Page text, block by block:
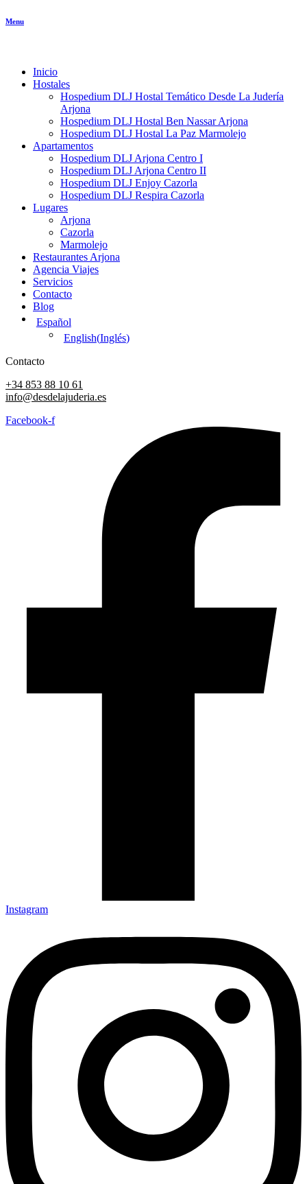
Menu
Inicio
Hostales
Hospedium DLJ Hostal Temático Desde La Judería
Arjona
Hospedium DLJ Hostal Ben Nassar Arjona
Hospedium DLJ Hostal La Paz Marmolejo
Apartamentos
Hospedium DLJ Arjona Centro I
Hospedium DLJ Arjona Centro II
Hospedium DLJ Enjoy Cazorla
Hospedium DLJ Respira Cazorla
Lugares
Arjona
Cazorla
Marmolejo
Restaurantes Arjona
Agencia Viajes
Servicios
Contacto
Blog
Español
English(Inglés)
Contacto
+34 853 88 10 61
info@desdelajuderia.es
Facebook-f
Instagram